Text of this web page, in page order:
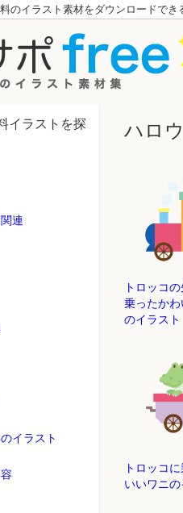
のイラスト素材をダウンロードで
イラストを探
連
イラスト
ハロ
トロッコ
乗ったか
のイラスト
トロッコ
いいワニの